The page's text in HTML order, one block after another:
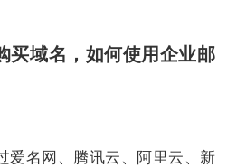
买域名，如何使用企业邮
爱名网、腾讯云、阿里云、新